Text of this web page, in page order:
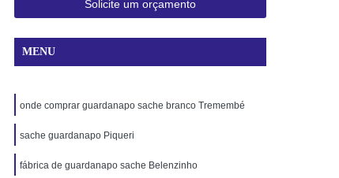
Solicite um orçamento
MENU
onde comprar guardanapo sache branco Tremembé
sache guardanapo Piqueri
fábrica de guardanapo sache Belenzinho